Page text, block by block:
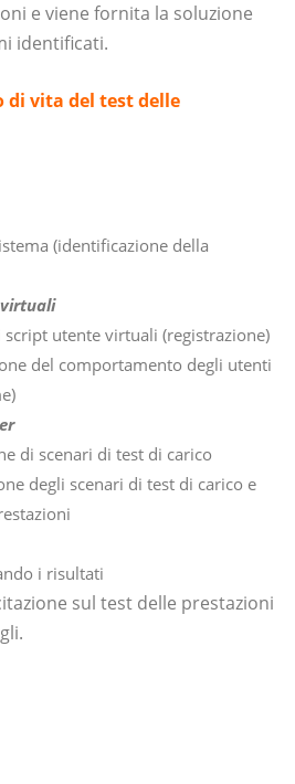
e viene fornita la soluzione
identificati.
di vita del test delle
(identificazione della
script utente virtuali (registrazione)
del comportamento degli utenti
di scenari di test di carico
degli scenari di test di carico e
i risultati
sul test delle prestazioni